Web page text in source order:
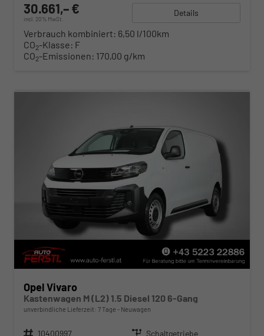
30.661,– €
incl. 20% MwSt.
Details
Verbrauch kombiniert: 6,50 l/100km
CO2-Klasse: F
CO2-Emissionen: 170,00 g/km
Opel Vivaro
Kastenwagen M (L2) 1.5 Diesel 120 6-Gang
unverbindliche Lieferzeit: 7 Tage Neuwagen
Fahrzeugnr. 10400997 Getriebe Schaltgetriebe